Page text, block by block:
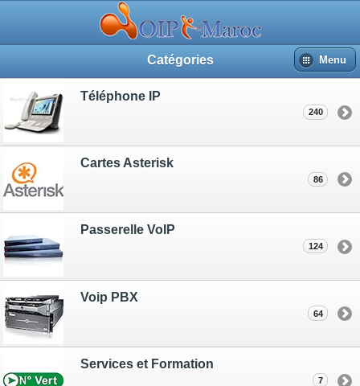
Catégories Menu
Téléphone IP
240
Cartes Asterisk
86
Passerelle VoIP
124
Voip PBX
64
Services et Formation
7